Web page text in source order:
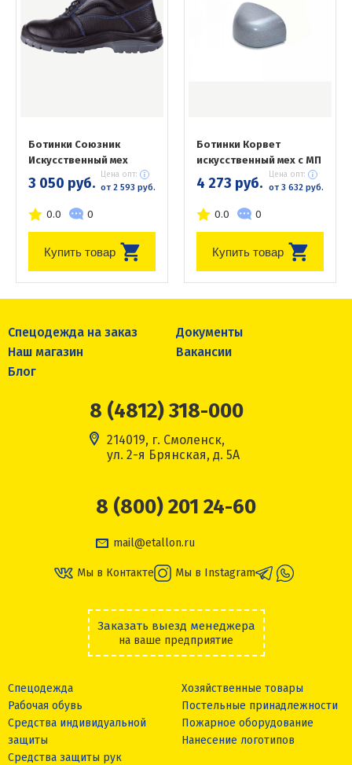
Ботинки Союзник
Искусственный мех
3 050 руб. Цена опт:
от 2 593 руб.
0.0 0
Купить товар
Ботинки Корвет
искусственный мех с МП
4 273 руб. Цена опт:
от 3 632 руб.
0.0 0
Купить товар
Спецодежда на заказ
Документы
Наш магазин
Вакансии
Блог
8 (4812) 318-000
214019, г. Смоленск,
ул. 2-я Брянская, д. 5А
8 (800) 201 24-60
mail@etallon.ru
Мы в Контакте Мы в Instagram
Заказать выезд менеджера
на ваше предприятие
Спецодежда
Рабочая обувь
Средства индивидуальной
защиты
Средства защиты рук
Хозяйственные товары
Постельные принадлежности
Пожарное оборудование
Нанесение логотипов